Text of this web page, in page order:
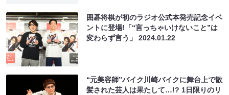
囲碁将棋が初のラジオ公式本発売記念イベ
ントに登場!「“言っちゃいけないこと”は
変わらず言う」2024.01.22
“元美容師”バイク川崎バイクに舞台上で散
髪された芸人は果たして…!? 1日限りのリ